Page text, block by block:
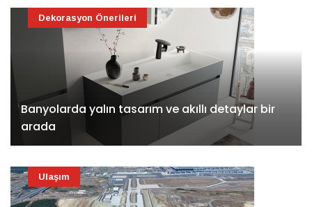
Banyolarda yalın tasarım ve akıllı detaylar bir
arada
Dekorasyon Önerileri
Ulaşım